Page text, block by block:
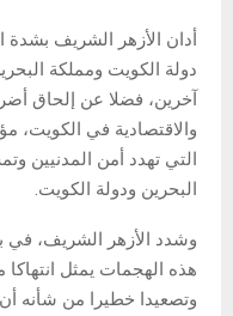
أدان الأزهر الشريف بشدة
دولة الكويت ومملكة
آخرين، فضلا عن إلحاق
والاقتصادية في الكويت،
التي تهدد أمن المدنيين
البحرين ودولة الكويت.
وشدد الأزهر الشريف، في
هذه الهجمات يمثل انتهاكا
وتصعيدا خطيرا من شأنه